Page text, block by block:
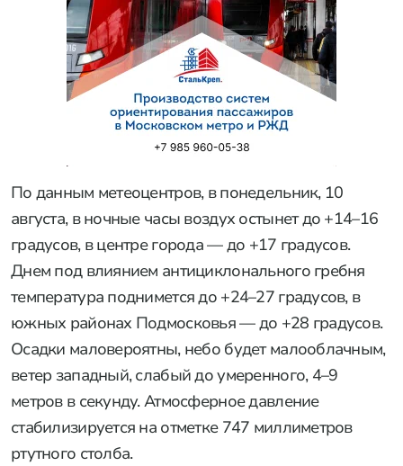
По данным метеоцентров, в понедельник, 10
августа, в ночные часы воздух остынет до +14–16
градусов, в центре города — до +17 градусов.
Днем под влиянием антициклонального гребня
температура поднимется до +24–27 градусов, в
южных районах Подмосковья — до +28 градусов.
Осадки маловероятны, небо будет малооблачным,
ветер западный, слабый до умеренного, 4–9
метров в секунду. Атмосферное давление
стабилизируется на отметке 747 миллиметров
ртутного столба.